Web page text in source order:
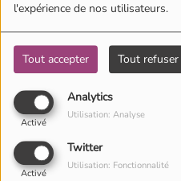
l'expérience de nos utilisateurs.
Tout accepter Tout refuser
Analytics
Activé
Utilisation: Analyse
Twitter
Activé
Utilisation: Fonctionnalité